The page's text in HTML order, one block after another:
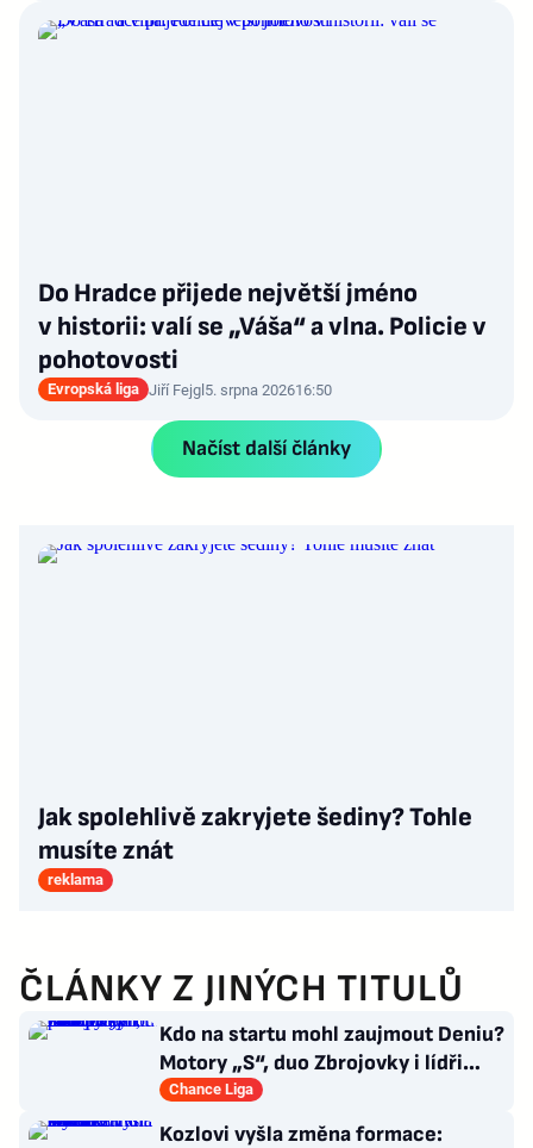
Do Hradce přijede největší jméno
v historii: valí se „Váša“ a vlna. Policie v
pohotovosti
Evropská liga Jiří Fejgl5. srpna 202616:50
Načíst další články
Jak spolehlivě zakryjete šediny? Tohle
musíte znát
reklama
ČLÁNKY Z JINÝCH TITULŮ
Kdo na startu mohl zaujmout Deniu?
Motory „S“, duo Zbrojovky i lídři
pohárových zástupců
Chance Liga
Kozlovi vyšla změna formace: